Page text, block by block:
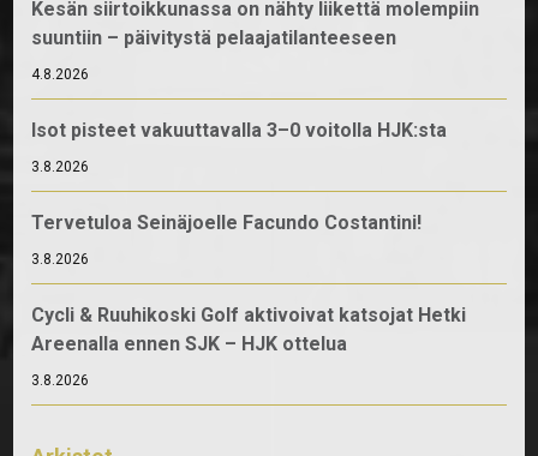
Kesän siirtoikkunassa on nähty liikettä molempiin
suuntiin – päivitystä pelaajatilanteeseen
4.8.2026
Isot pisteet vakuuttavalla 3–0 voitolla HJK:sta
3.8.2026
Tervetuloa Seinäjoelle Facundo Costantini!
3.8.2026
Cycli & Ruuhikoski Golf aktivoivat katsojat Hetki
Areenalla ennen SJK – HJK ottelua
3.8.2026